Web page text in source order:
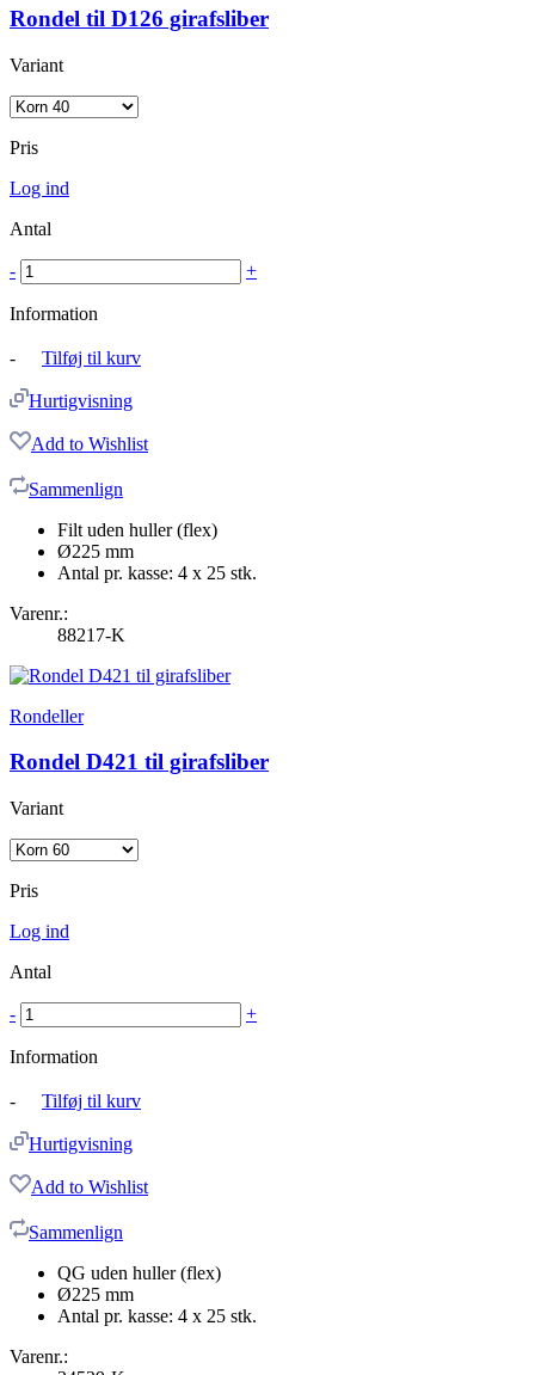
Rondel til D126 girafsliber
Variant
Pris
Log ind
Antal
- +
Information
- Tilføj til kurv
Hurtigvisning
Add to Wishlist
Sammenlign
Filt uden huller (flex)
Ø225 mm
Antal pr. kasse: 4 x 25 stk.
Varenr.:
88217-K
Rondeller
Rondel D421 til girafsliber
Variant
Pris
Log ind
Antal
- +
Information
- Tilføj til kurv
Hurtigvisning
Add to Wishlist
Sammenlign
QG uden huller (flex)
Ø225 mm
Antal pr. kasse: 4 x 25 stk.
Varenr.: